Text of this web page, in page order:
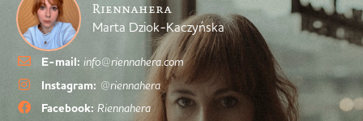
Riennahera
Marta Dziok-Kaczyńska
E-mail: info@riennahera.com
Instagram: @riennahera
Facebook: Riennahera